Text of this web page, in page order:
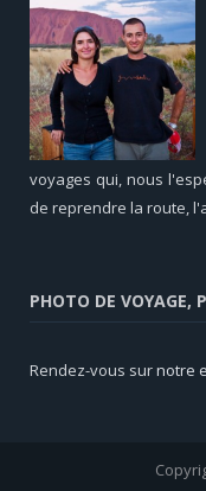
voyages qui, nous
de reprendre la route,
PHOTO DE VOYAGE,
Rendez-vous surnotre